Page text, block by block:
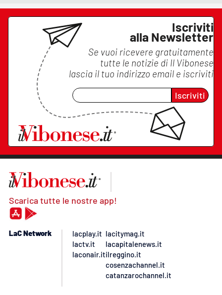
Iscriviti
alla Newsletter
Se vuoi ricevere gratuitamente
tutte le notizie di Il Vibonese
lascia il tuo indirizzo email e iscriviti
Iscriviti
Scarica tutte le nostre app!
LaC Network
lacplay.it
lactv.it
laconair.it
lacitymag.it
lacapitalenews.it
ilreggino.it
cosenzachannel.it
catanzarochannel.it